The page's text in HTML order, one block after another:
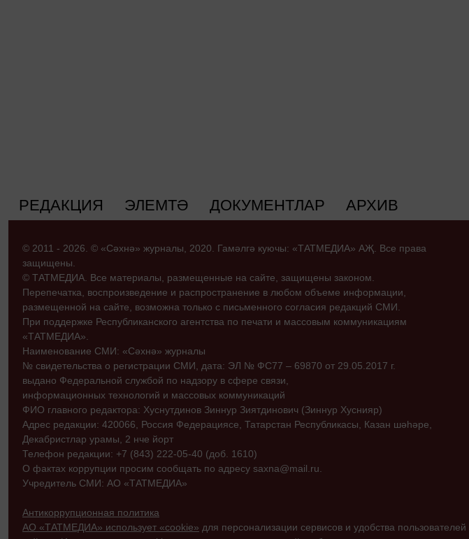
РЕДАКЦИЯ ЭЛЕМТӘ ДОКУМЕНТЛАР АРХИВ
© 2011 - 2026. © «Сәхнә» журналы, 2020. Гамәлгә куючы: «ТАТМЕДИА» АҖ. Все права
защищены.
© ТАТМЕДИА. Все материалы, размещенные на сайте, защищены законом.
Перепечатка, воспроизведение и распространение в любом объеме информации,
размещенной на сайте, возможна только с письменного согласия редакций СМИ.
При поддержке Республиканского агентства по печати и массовым коммуникациям
«ТАТМЕДИА».
Наименование СМИ: «Сәхнә» журналы
№ свидетельства о регистрации СМИ, дата: ЭЛ № ФС77 – 69870 от 29.05.2017 г.
выдано Федеральной службой по надзору в сфере связи,
информационных технологий и массовых коммуникаций
ФИО главного редактора: Хуснутдинов Зиннур Зиятдинович (Зиннур Хуснияр)
Адрес редакции: 420066, Россия Федерациясе, Татарстан Республикасы, Казан шәһәре,
Декабристлар урамы, 2 нче йорт
Телефон редакции: +7 (843) 222-05-40 (доб. 1610)
О фактах коррупции просим сообщать по адресу saxna@mail.ru.
Учредитель СМИ: АО «ТАТМЕДИА»
Антикоррупционная политика
АО «ТАТМЕДИА» использует «cookie» для персонализации сервисов и удобства пользователей